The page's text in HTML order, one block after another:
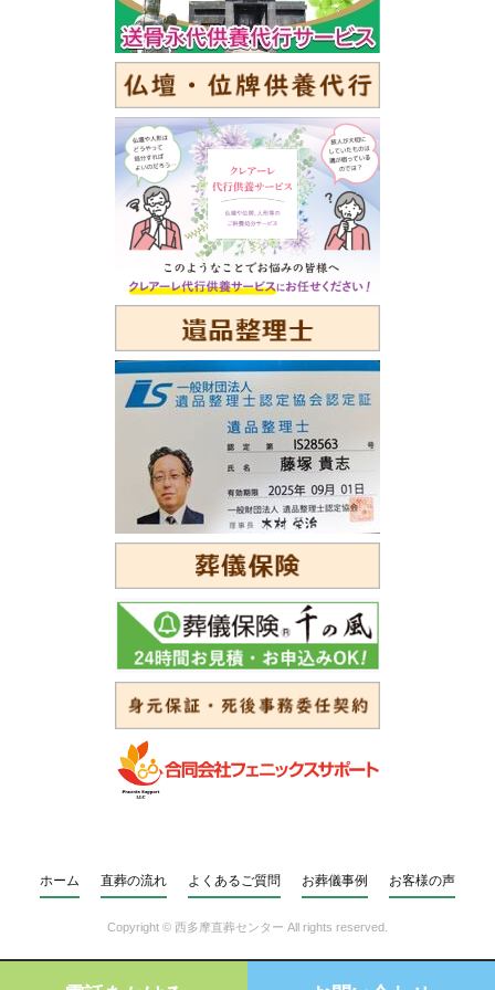
ホーム 直葬の流れ よくあるご質問 お葬儀事例 お客様の声
Copyright © 西多摩直葬センター All rights reserved.